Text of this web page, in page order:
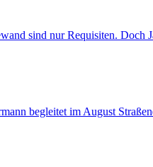
sind nur Requisiten.
begleitet im August